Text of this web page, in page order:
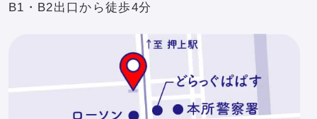
B1・B2出口から徒歩4分